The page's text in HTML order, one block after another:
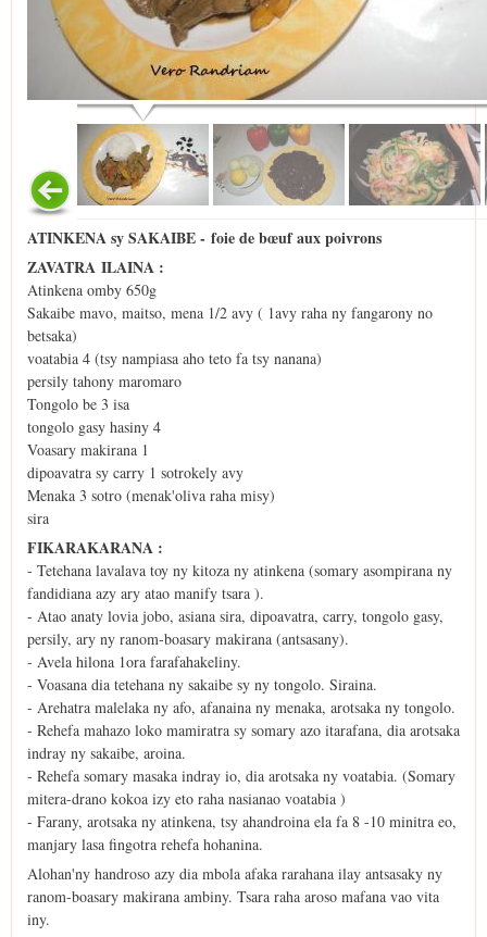
ATINKENA sy SAKAIBE - foie de bœuf aux poivrons
ZAVATRA ILAINA :
Atinkena omby 650g
Sakaibe mavo, maitso, mena 1/2 avy ( 1avy raha ny fangarony no
betsaka)
voatabia 4 (tsy nampiasa aho teto fa tsy nanana)
persily tahony maromaro
Tongolo be 3 isa
tongolo gasy hasiny 4
Voasary makirana 1
dipoavatra sy carry 1 sotrokely avy
Menaka 3 sotro (menak'oliva raha misy)
sira
FIKARAKARANA :
- Tetehana lavalava toy ny kitoza ny atinkena (somary asompirana ny
fandidiana azy ary atao manify tsara ).
- Atao anaty lovia jobo, asiana sira, dipoavatra, carry, tongolo gasy,
persily, ary ny ranom-boasary makirana (antsasany).
- Avela hilona 1ora farafahakeliny.
- Voasana dia tetehana ny sakaibe sy ny tongolo. Siraina.
- Arehatra malelaka ny afo, afanaina ny menaka, arotsaka ny tongolo.
- Rehefa mahazo loko mamiratra sy somary azo itarafana, dia arotsaka
indray ny sakaibe, aroina.
- Rehefa somary masaka indray io, dia arotsaka ny voatabia. (Somary
mitera-drano kokoa izy eto raha nasianao voatabia )
- Farany, arotsaka ny atinkena, tsy ahandroina ela fa 8 -10 minitra eo,
manjary lasa fingotra rehefa hohanina.
Alohan'ny handroso azy dia mbola afaka rarahana ilay antsasaky ny
ranom-boasary makirana ambiny. Tsara raha aroso mafana vao vita
iny.